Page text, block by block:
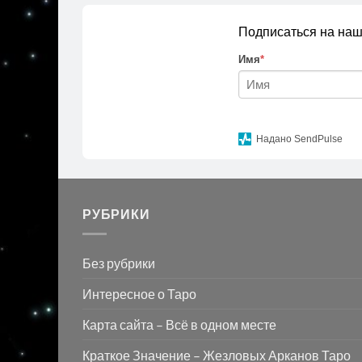
Подписаться на
Имя*
Надано SendPulse
РУБРИКИ
Без рубрики
Интересное о Таро
Карта сайта – Всё в одном месте
Краткое Значение – Жезловых Арканов Таро